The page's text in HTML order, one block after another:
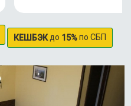
КЕШБЭКдо 15%по СБП